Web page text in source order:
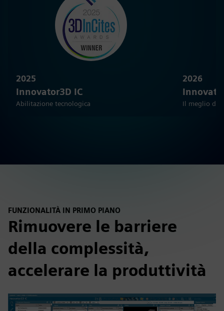
2025
Innovator3D IC
Abilitazione tecnologica
2026
Il meglio
FUNZIONALITÀ IN PRIMO PIANO
Rimuovere le barriere
della complessità,
accelerare la produttività